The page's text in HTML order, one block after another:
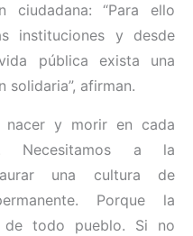
ciudadana: “Para ello
instituciones y desde
pública exista una
afirman.
nacer y morir en cada
Necesitamos a la
una cultura de
Porque la
de todo pueblo. Si no